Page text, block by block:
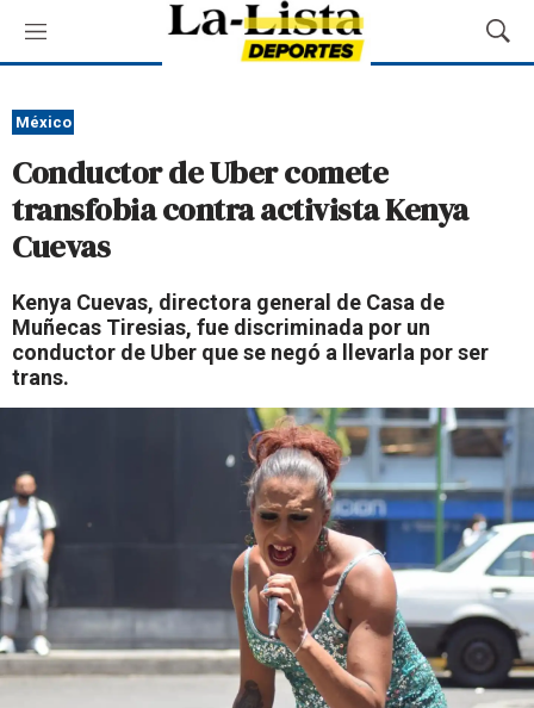
M
e
ú
M
o
México
Conductor de Uber comete
transfobia contra activista Kenya
Cuevas
Kenya Cuevas, directora general de Casa de
Muñecas Tiresias, fue discriminada por un
conductor de Uber que se negó a llevarla por ser
trans.